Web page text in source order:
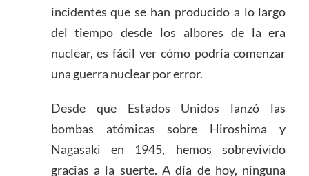
incidentes que se han producido a lo largo
del tiempo desde los albores de la era
nuclear, es fácil ver cómo podría comenzar
una guerra nuclear por error.
Desde que Estados Unidos lanzó las
bombas atómicas sobre Hiroshima y
Nagasaki en 1945, hemos sobrevivido
gracias a la suerte. A día de hoy, ninguna